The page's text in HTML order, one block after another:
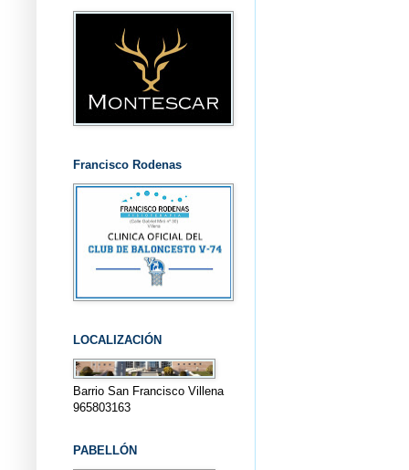
Francisco Rodenas
LOCALIZACIÓN
Barrio San Francisco Villena
965803163
PABELLÓN